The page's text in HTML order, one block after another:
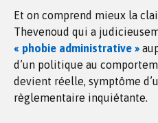
Et on comprend mieux la
Thevenoud qui a
« phobie administrative »
d’un politique au
devient réelle, symptôme
règlementaire inquiétante.